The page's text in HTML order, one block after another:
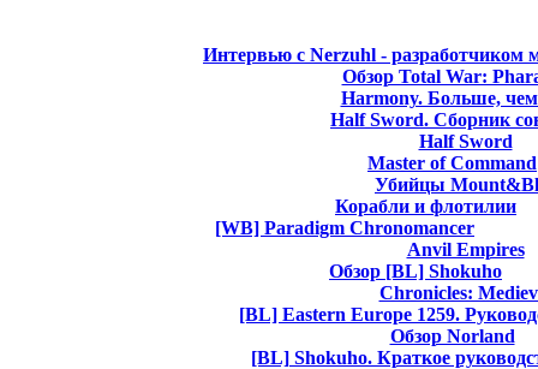
Интервью с Nerzuhl - разработчиком
Обзор Total War:
Harmony. Больше,
Half Sword. Сборник
Half Sword
Master of Command
Убийцы
Корабли и флотилии
[WB] Paradigm Chronomancer
Anvil Empires
Обзор [BL] Shokuho
Chronicles:
[BL] Eastern Europe 1259.
Обзор Norland
[BL] Shokuho. Краткое